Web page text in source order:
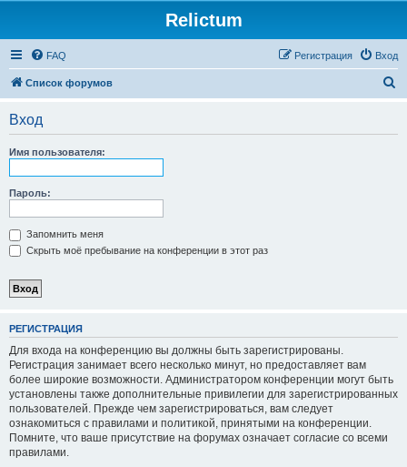
Relictum
FAQ Вход
Регистрация
Список форумов
Вход
Имя пользователя:
Пароль:
Запомнить меня
Скрыть моё пребывание на конференции в этот раз
РЕГИСТРАЦИЯ
Для входа на конференцию вы должны быть зарегистрированы.
Регистрация занимает всего несколько минут, но предоставляет вам
более широкие возможности. Администратором конференции могут быть
установлены также дополнительные привилегии для зарегистрированных
пользователей. Прежде чем зарегистрироваться, вам следует
ознакомиться с правилами и политикой, принятыми на конференции.
Помните, что ваше присутствие на форумах означает согласие со всеми
правилами.